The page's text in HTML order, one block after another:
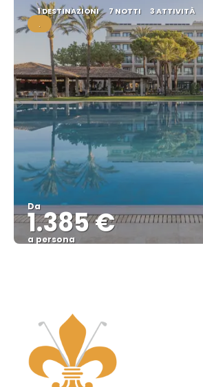
1 DESTINAZIONI 7 NOTTI 3 ATTIVITÀ
.
Da
1.385 €
a persona